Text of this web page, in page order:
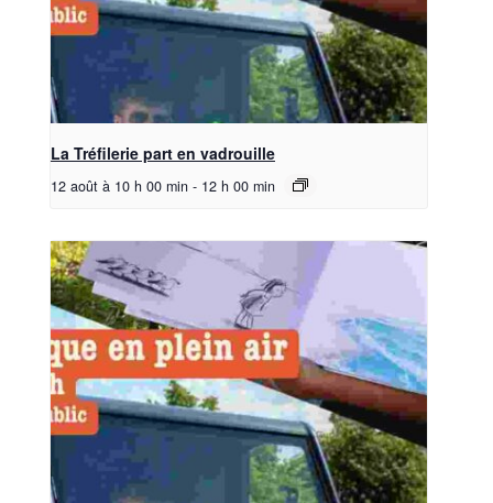
La Tréfilerie part en vadrouille
12 août à 10 h 00 min - 12 h 00 min